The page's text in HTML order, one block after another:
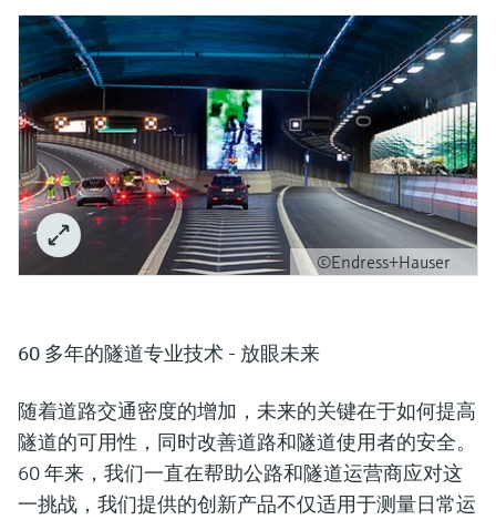
©Endress+Hauser
60 多年的隧道专业技术 - 放眼未来
随着道路交通密度的增加，未来的关键在于如何提高
隧道的可用性，同时改善道路和隧道使用者的安全。
60 年来，我们一直在帮助公路和隧道运营商应对这
一挑战，我们提供的创新产品不仅适用于测量日常运